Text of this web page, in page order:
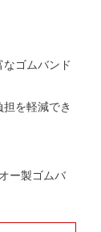
ゴムバンド
を軽減でき
ー製ゴムバ